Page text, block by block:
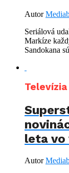
Autor
Seriálová
Markíze
Sandokana
Televízia
leta vo
Autor